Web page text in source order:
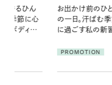
変わる、夏
ごきげん」
2026.07.21
リーとの重ねづ